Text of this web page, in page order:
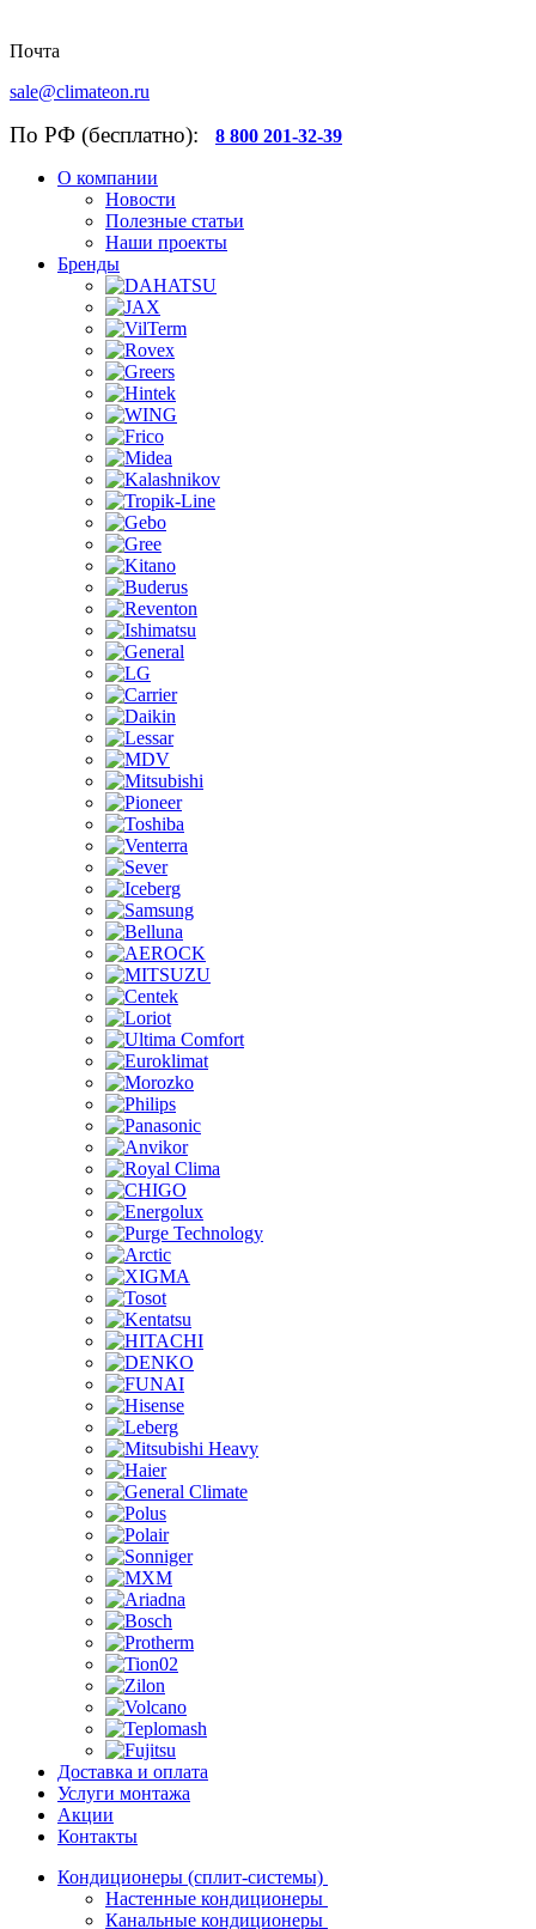
Почта
sale@climateon.ru
По РФ (бесплатно): 8 800 201-32-39
О компании
Новости
Полезные статьи
Наши проекты
Бренды
Доставка и оплата
Услуги монтажа
Акции
Контакты
Кондиционеры (сплит-системы)
Настенные кондиционеры
Канальные кондиционеры